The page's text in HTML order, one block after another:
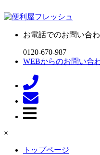
お電話でのお問い合
0120-670-987
WEBからのお問い合
×
トップページ